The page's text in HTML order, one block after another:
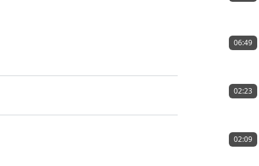
06:49
02:23
02:09